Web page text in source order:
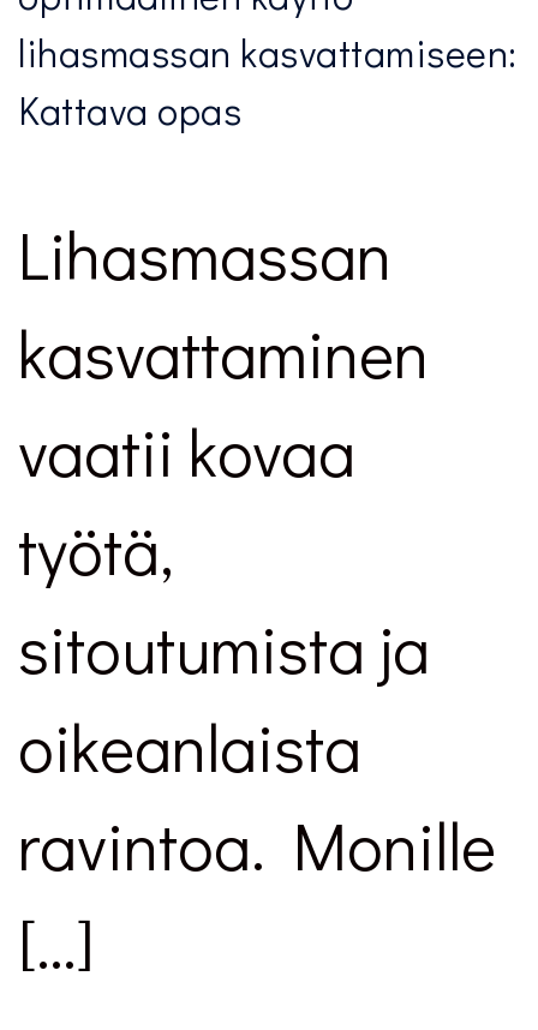
lihasmassan kasvattamiseen:
Kattava opas
Lihasmassan
kasvattaminen
vaatii kovaa
työtä,
sitoutumista ja
oikeanlaista
ravintoa. Monille
[…]